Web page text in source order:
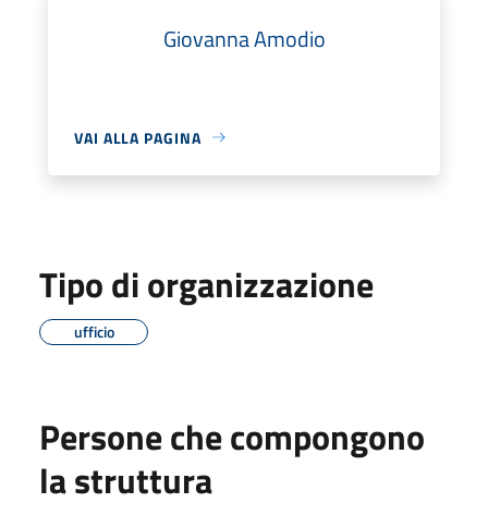
Giovanna Amodio
VAI ALLA PAGINA
Tipo di organizzazione
ufficio
Persone che compongono
la struttura